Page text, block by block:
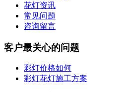
花灯资讯
常见问题
咨询留言
客户最关心的问题
彩灯价格如何
彩灯花灯施工方案